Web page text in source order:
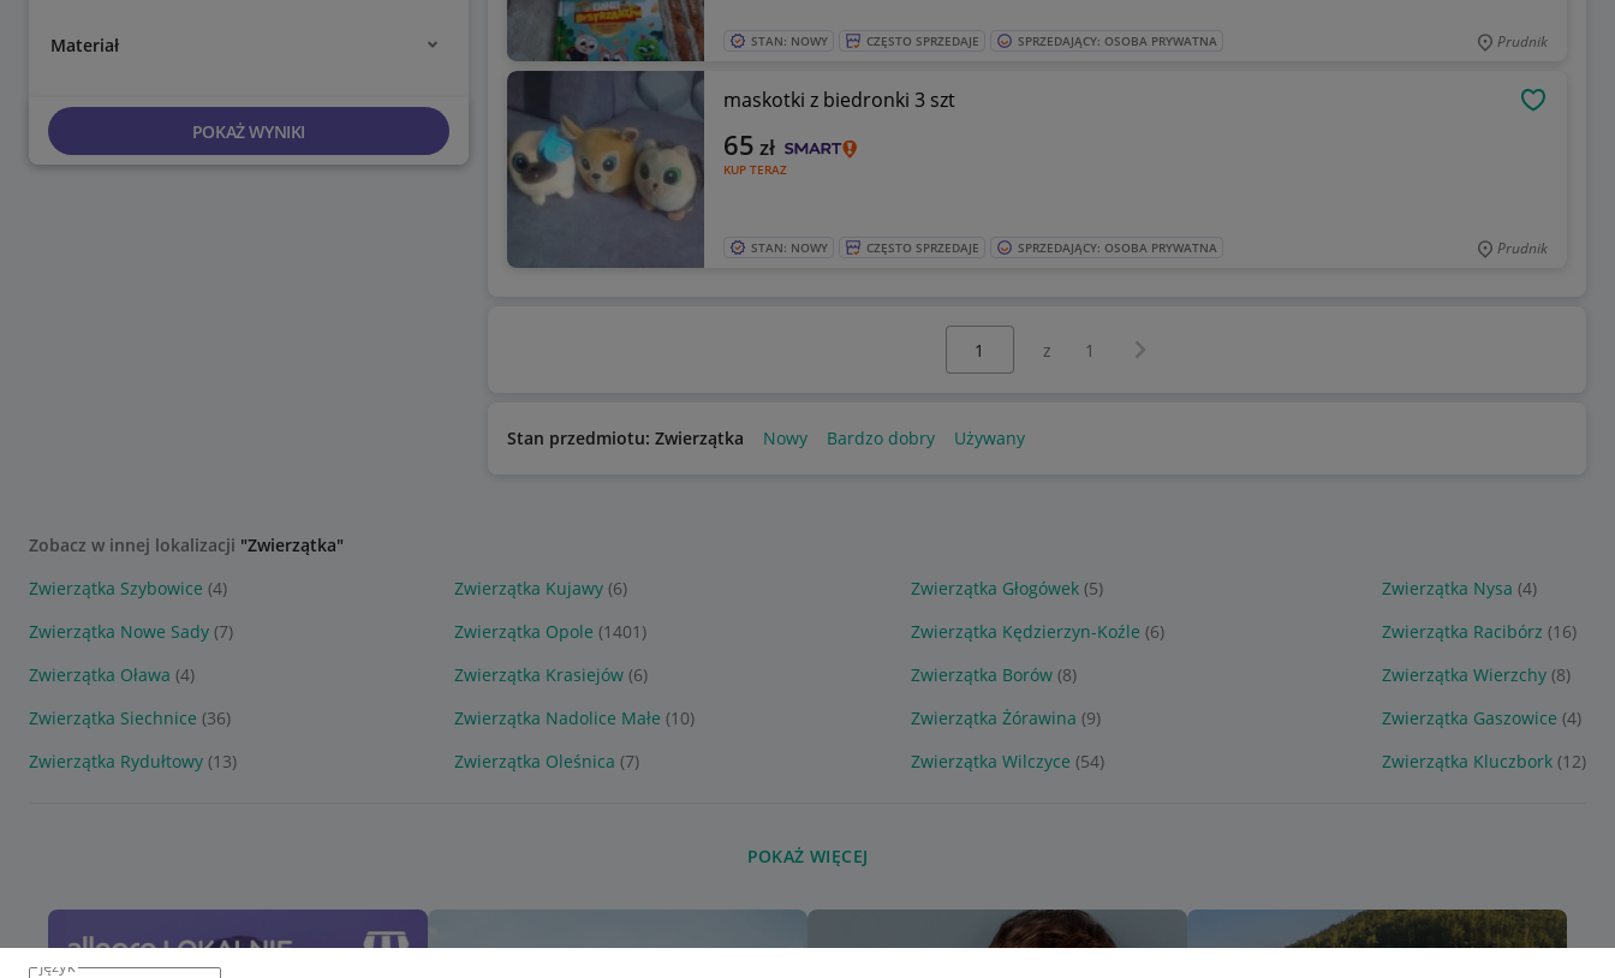
język
Materiał
POKAŻ WYNIKI
STAN: NOWY CZĘSTO SPRZEDAJE SPRZEDAJĄCY: OSOBA PRYWATNA Prudnik
maskotki z biedronki 3 szt
KUP TERAZ
65 zł
STAN: NOWY CZĘSTO SPRZEDAJE SPRZEDAJĄCY: OSOBA PRYWATNA Prudnik
z 1 Następna strona
Stan przedmiotu: Zwierzątka Nowy Bardzo dobry Używany
Zobacz w innej lokalizacji "Zwierzątka"
Zwierzątka Szybowice (4) Zwierzątka Kujawy (6) Zwierzątka Głogówek (5) Zwierzątka Nysa (4)
Zwierzątka Nowe Sady (7) Zwierzątka Opole (1401) Zwierzątka Kędzierzyn-Koźle (6) Zwierzątka Racibórz (16)
Zwierzątka Oława (4) Zwierzątka Krasiejów (6) Zwierzątka Borów (8) Zwierzątka Wierzchy (8)
Zwierzątka Siechnice (36) Zwierzątka Nadolice Małe (10) Zwierzątka Żórawina (9) Zwierzątka Gaszowice (4)
Zwierzątka Rydułtowy (13) Zwierzątka Oleśnica (7) Zwierzątka Wilczyce (54) Zwierzątka Kluczbork (12)
POKAŻ WIĘCEJ